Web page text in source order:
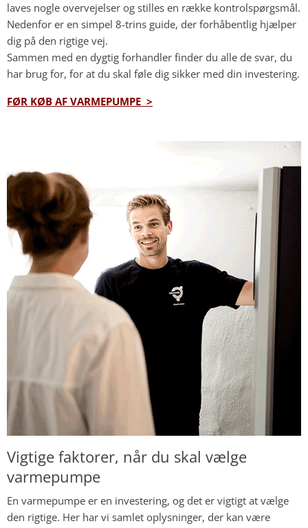
laves nogle overvejelser og stilles en række kontrolspørgsmål.
Nedenfor er en simpel 8-trins guide, der forhåbentlig hjælper
dig på den rigtige vej.
Sammen med en dygtig forhandler finder du alle de svar, du
har brug for, for at du skal føle dig sikker med din investering.
FØR KØB AF VARMEPUMPE >
Vigtige faktorer, når du skal vælge
varmepumpe
En varmepumpe er en investering, og det er vigtigt at vælge
den rigtige. Her har vi samlet oplysninger, der kan være